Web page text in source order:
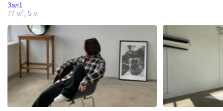
Зал1
77 м2, 5 м